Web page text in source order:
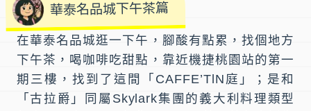
華泰名品城下午茶篇
在華泰名品城逛一下午，腳酸有點累，找個地方
下午茶 ，喝咖啡吃甜點，靠近機捷桃園站的第一
期三樓，找到了這間「 CAFFE’TlN庭 」；是和
「古拉爵 」同屬Skylark集團的 義大利料理類型